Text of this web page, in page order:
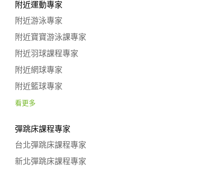
附近運動專家
附近游泳專家
附近寶寶游泳課專家
附近羽球課程專家
附近網球專家
附近籃球專家
看更多
彈跳床課程專家
台北彈跳床課程專家
新北彈跳床課程專家